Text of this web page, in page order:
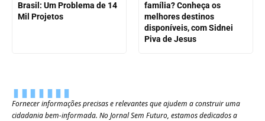
Brasil: Um Problema de 14
Mil Projetos
família? Conheça os
melhores destinos
disponíveis, com Sidnei
Piva de Jesus
Fornecer informações precisas e relevantes que ajudem a construir uma
cidadania bem-informada. No Jornal Sem Futuro, estamos dedicados a